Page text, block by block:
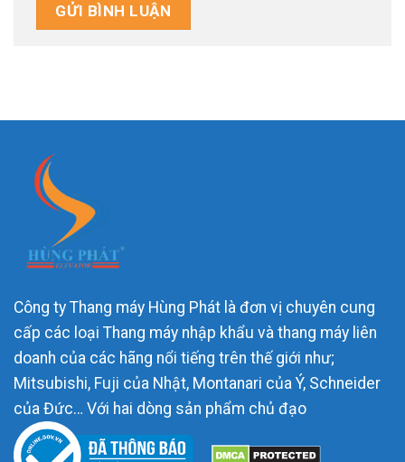
Công ty Thang máy Hùng Phát là đơn vị chuyên cung
cấp các loại Thang máy nhập khẩu và thang máy liên
doanh của các hãng nổi tiếng trên thế giới như;
Mitsubishi, Fuji của Nhật, Montanari của Ý, Schneider
của Đức… Với hai dòng sản phẩm chủ đạo